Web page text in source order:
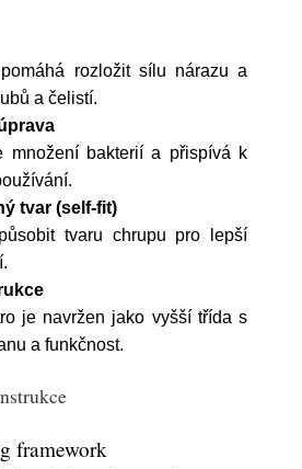
rozložit sílu nárazu a
a čelistí.
množení bakterií a přispívá k
tvar (self-fit)
tvaru chrupu pro lepší
je navržen jako vyšší třída s
a funkčnost.
framework